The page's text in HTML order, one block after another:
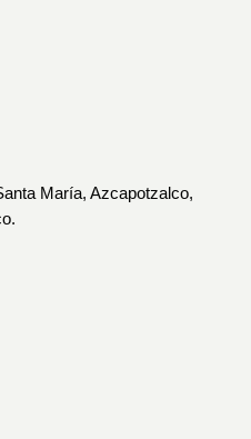
María, Azcapotzalco,